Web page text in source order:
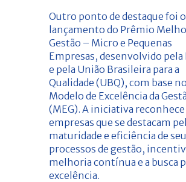
Outro ponto de destaque foi o
lançamento do Prêmio
Gestão – Micro e Pequenas
Empresas, desenvolvido pela
e pela União Brasileira para a
Qualidade (UBQ), com base no
Modelo de Excelência da
(MEG). A iniciativa reconhece
empresas que se destacam
maturidade e eficiência de
processos de gestão,
melhoria contínua e a busca
excelência.